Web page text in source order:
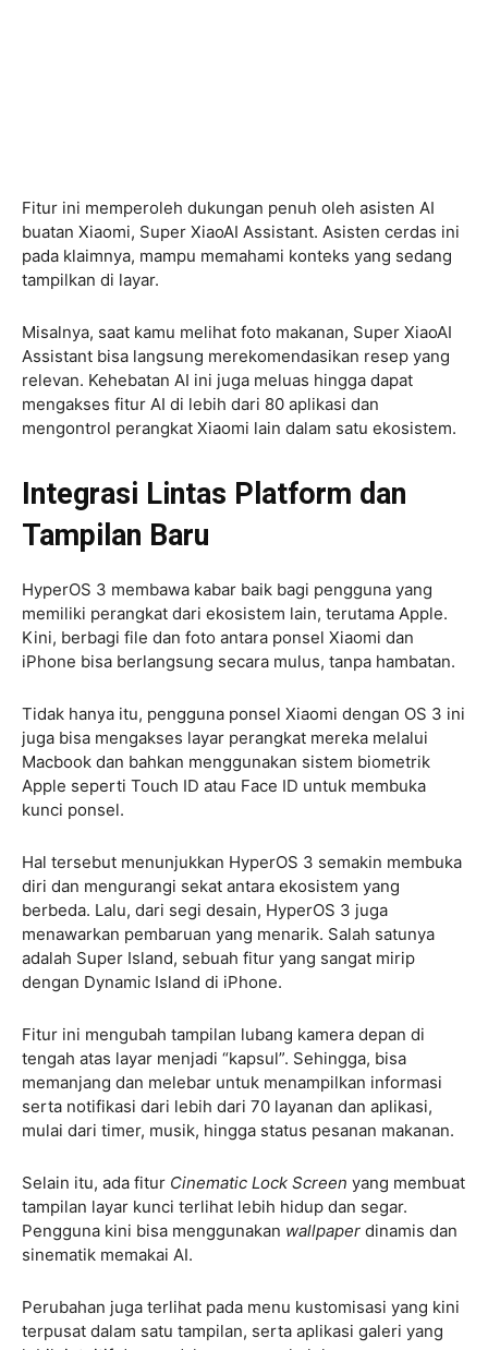
Fitur ini memperoleh dukungan penuh oleh asisten AI
buatan Xiaomi, Super XiaoAI Assistant. Asisten cerdas ini
pada klaimnya, mampu memahami konteks yang sedang
tampilkan di layar.
Misalnya, saat kamu melihat foto makanan, Super XiaoAI
Assistant bisa langsung merekomendasikan resep yang
relevan. Kehebatan AI ini juga meluas hingga dapat
mengakses fitur AI di lebih dari 80 aplikasi dan
mengontrol perangkat Xiaomi lain dalam satu ekosistem.
Integrasi Lintas Platform dan
Tampilan Baru
HyperOS 3 membawa kabar baik bagi pengguna yang
memiliki perangkat dari ekosistem lain, terutama Apple.
Kini, berbagi file dan foto antara ponsel Xiaomi dan
iPhone bisa berlangsung secara mulus, tanpa hambatan.
Tidak hanya itu, pengguna ponsel Xiaomi dengan OS 3 ini
juga bisa mengakses layar perangkat mereka melalui
Macbook dan bahkan menggunakan sistem biometrik
Apple seperti Touch ID atau Face ID untuk membuka
kunci ponsel.
Hal tersebut menunjukkan HyperOS 3 semakin membuka
diri dan mengurangi sekat antara ekosistem yang
berbeda. Lalu, dari segi desain, HyperOS 3 juga
menawarkan pembaruan yang menarik. Salah satunya
adalah Super Island, sebuah fitur yang sangat mirip
dengan Dynamic Island di iPhone.
Fitur ini mengubah tampilan lubang kamera depan di
tengah atas layar menjadi “kapsul”. Sehingga, bisa
memanjang dan melebar untuk menampilkan informasi
serta notifikasi dari lebih dari 70 layanan dan aplikasi,
mulai dari timer, musik, hingga status pesanan makanan.
Selain itu, ada fitur Cinematic Lock Screen yang membuat
tampilan layar kunci terlihat lebih hidup dan segar.
Pengguna kini bisa menggunakan wallpaper dinamis dan
sinematik memakai AI.
Perubahan juga terlihat pada menu kustomisasi yang kini
terpusat dalam satu tampilan, serta aplikasi galeri yang